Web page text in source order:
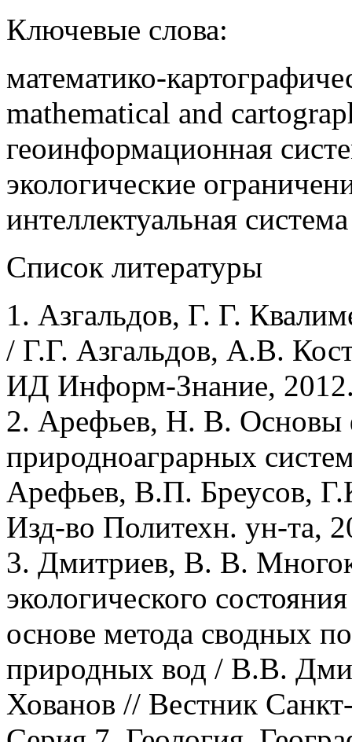
Ключевые слова:
математико-
mathematical and
геоинформационная
экологические
интеллектуальная
Список литературы
1. Азгальдов, Г. Г.
/ Г.Г. Азгальдов, А.В.
ИД Информ-Знание,
2. Арефьев, Н. В. Основы
природноаграрных
Арефьев, В.П. Бреусов,
Изд-во Политехн. ун-та,
3. Дмитриев, В. В.
экологического
основе метода сводных
природных вод / В.В.
Хованов // Вестник